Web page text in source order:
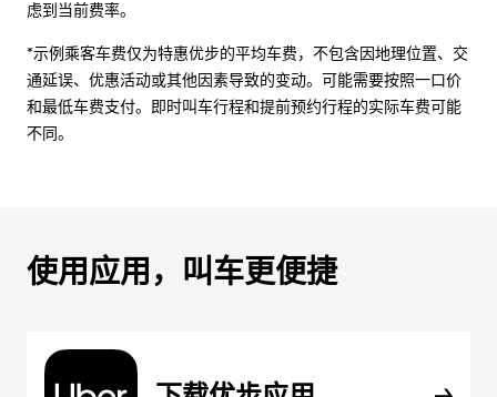
虑到当前费率。
*示例乘客车费仅为特惠优步的平均车费，不包含因地理位置、交
通延误、优惠活动或其他因素导致的变动。可能需要按照一口价
和最低车费支付。即时叫车行程和提前预约行程的实际车费可能
不同。
使用应用，叫车更便捷